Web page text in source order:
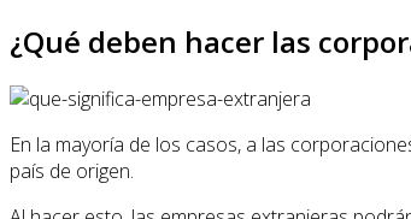
¿Qué deben hacer las
En la mayoría de los casos, a las
país de origen.